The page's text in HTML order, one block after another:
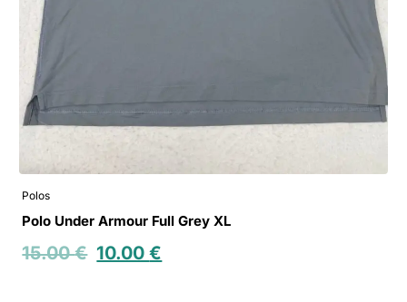
Polos
Polo Under Armour Full Grey XL
15.00€ 10.00€